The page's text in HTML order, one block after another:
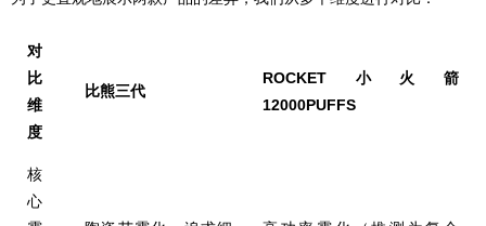
对
比
维
度
比熊三代
ROCKET小火箭
12000PUFFS
核
心